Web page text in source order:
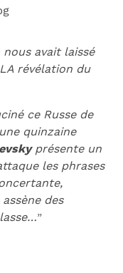
avait laissé
révélation du
ce Russe de
quinzaine
présente un
les phrases
des
”